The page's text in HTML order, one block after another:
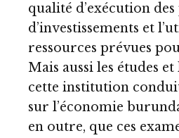
qualité d’exécution
d’investissements et
ressources prévues
Mais aussi les études et
cette institution
sur l’économie
en outre, que ces